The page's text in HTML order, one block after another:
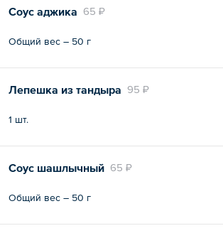
65 ₽
Соус аджика
Общий вес – 50 г
95 ₽
Лепешка из тандыра
1 шт.
65 ₽
Соус шашлычный
Общий вес – 50 г